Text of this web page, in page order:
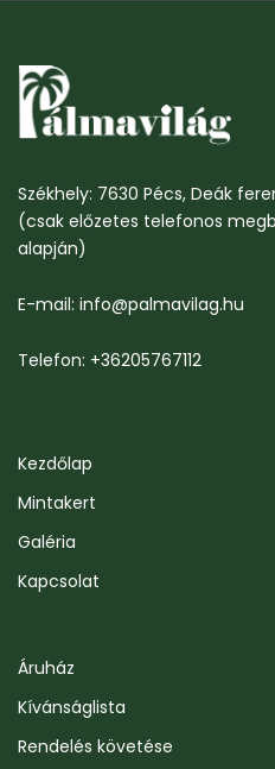
Székhely: 7630 Pécs, Deák
(csak előzetes telefonos
alapján)
E-mail: info@palmavilag.hu
Telefon: +36205767112
Kezdőlap
Mintakert
Galéria
Kapcsolat
Áruház
Kívánságlista
Rendelés követése